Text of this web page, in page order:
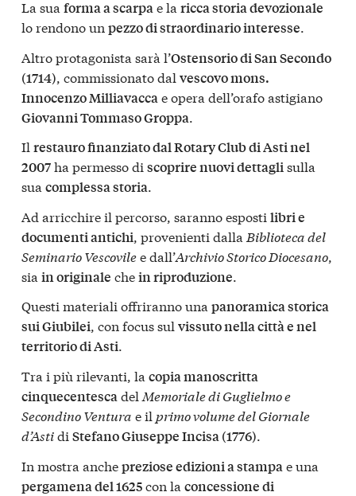
La sua forma a scarpae la ricca storia devozionale
lo rendono un pezzo di straordinario interesse.
Altro protagonista sarà l’Ostensorio di San Secondo
(1714), commissionato dal vescovo mons.
Innocenzo Milliavaccae opera dell’orafo astigiano
Giovanni Tommaso Groppa.
Il restauro finanziato dal Rotary Club di Asti nel
2007ha permesso di scoprire nuovi dettaglisulla
sua complessa storia.
Ad arricchire il percorso, saranno esposti libri e
documenti antichi, provenienti dalla Biblioteca del
Seminario Vescovilee dall’Archivio Storico Diocesano,
sia in originale chein riproduzione.
Questi materiali offriranno una panoramica storica
sui Giubilei, con focus sul vissuto nella città e nel
territorio di Asti.
Tra i più rilevanti, la copia manoscritta
cinquecentescadel Memoriale di Guglielmo e
Secondino Ventura e il primo volume del Giornale
d’Astidi Stefano Giuseppe Incisa (1776).
In mostra anchepreziose edizioni a stampae una
pergamena del 1625con la concessione di